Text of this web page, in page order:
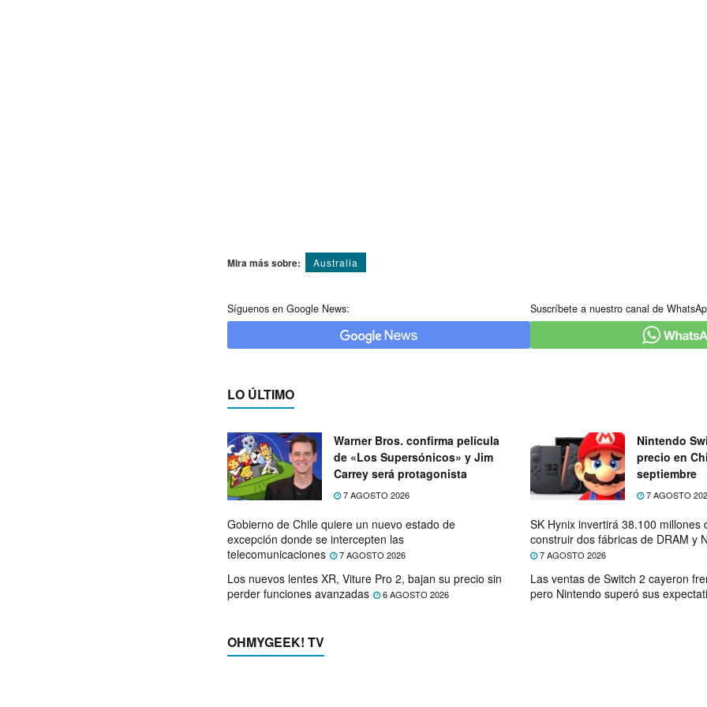
Mira más sobre: Australia
Síguenos en Google News: Suscríbete a nuestro canal de
LO ÚLTIMO
Warner Bros. confirma película
de «Los Supersónicos» y Jim
Carrey será protagonista
7 AGOSTO 2026
Nintendo
precio en
septiembre
7 AGOSTO
Gobierno de Chile quiere un nuevo estado de
excepción donde se intercepten las
telecomunicaciones
7 AGOSTO 2026
SK Hynix invertirá 38.100 millones
construir dos fábricas de DRAM y
7 AGOSTO 2026
Los nuevos lentes XR, Viture Pro 2, bajan su precio sin
perder funciones avanzadas
6 AGOSTO 2026
Las ventas de Switch 2 cayeron
pero Nintendo superó sus
OHMYGEEK! TV